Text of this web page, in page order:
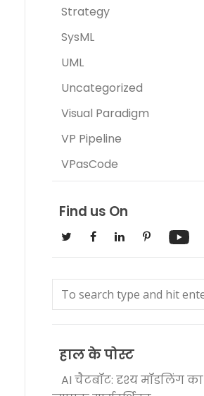
Strategy
SysML
UML
Uncategorized
Visual Paradigm
VP Pipeline
VPasCode
Find us On
हाल के पोस्ट
AI चैटबॉट: दृश्य मॉडलिंग का